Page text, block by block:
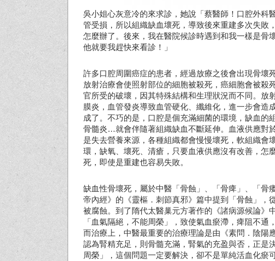
吳小姐心灰意冷的來求診，她說「蔡醫師！口腔外科
管受損，所以組織缺血壞死，導致後來重建多次失敗
怎麼辦了。後來，我在醫院候診時遇到和我一樣是骨
他就要我趕快來看診！」
許多口腔周圍癌症的患者，經過放療之後會出現骨壞
放射治療會使照射部位的細胞被殺死，癌細胞會被殺
官所受的破壞，因其特殊結構和生理狀況而不同。放
膜炎，血管發炎導致血管硬化、纖維化，進一步會造
成了。不巧的是，口腔是個充滿細菌的環境，缺血的
骨髓炎…就會伴隨著組織缺血不斷延伸。血液供應對
是失去營養來源，各種組織都會慢慢壞死，軟組織會
環，缺氧、壞死、清瘡，只要血液供應沒有改善，怎
死，即使是重建也容易失敗。
缺血性骨壞死，屬於中醫「骨蝕」、「骨痺」、「骨
帝內經》的《靈樞．刺節真邪》篇中提到「骨蝕」，
被腐蝕。到了隋代太醫巢元方著作的《諸病源候論》
「血氣隔絕，不能周榮」，致使氣血瘀滯，痺阻不通
而治療上，中醫最重要的治療理論是由《素問．陰陽
認為腎精充足，則骨髓充滿，腎氣的充盈與否，正是
周榮」，這個問題一定要解決，卻不是單純活血化瘀